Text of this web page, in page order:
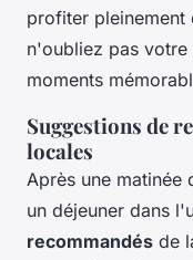
profiter pleinement
n'oubliez pas
moments
Suggestions de
locales
Après une matinée
un déjeuner dans
recommandés de